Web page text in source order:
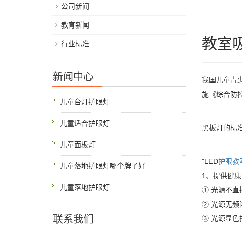
教室
我国儿童青
施《综合防
黑板灯的标
"LED护眼教
1、提供健
① 光源不直
② 光源无频
③ 光源显色
公司新闻
教育新闻
行业标准
新闻中心
儿童台灯护眼灯
儿童适合护眼灯
儿童面板灯
儿童落地护眼灯哪个牌子好
儿童落地护眼灯
联系我们